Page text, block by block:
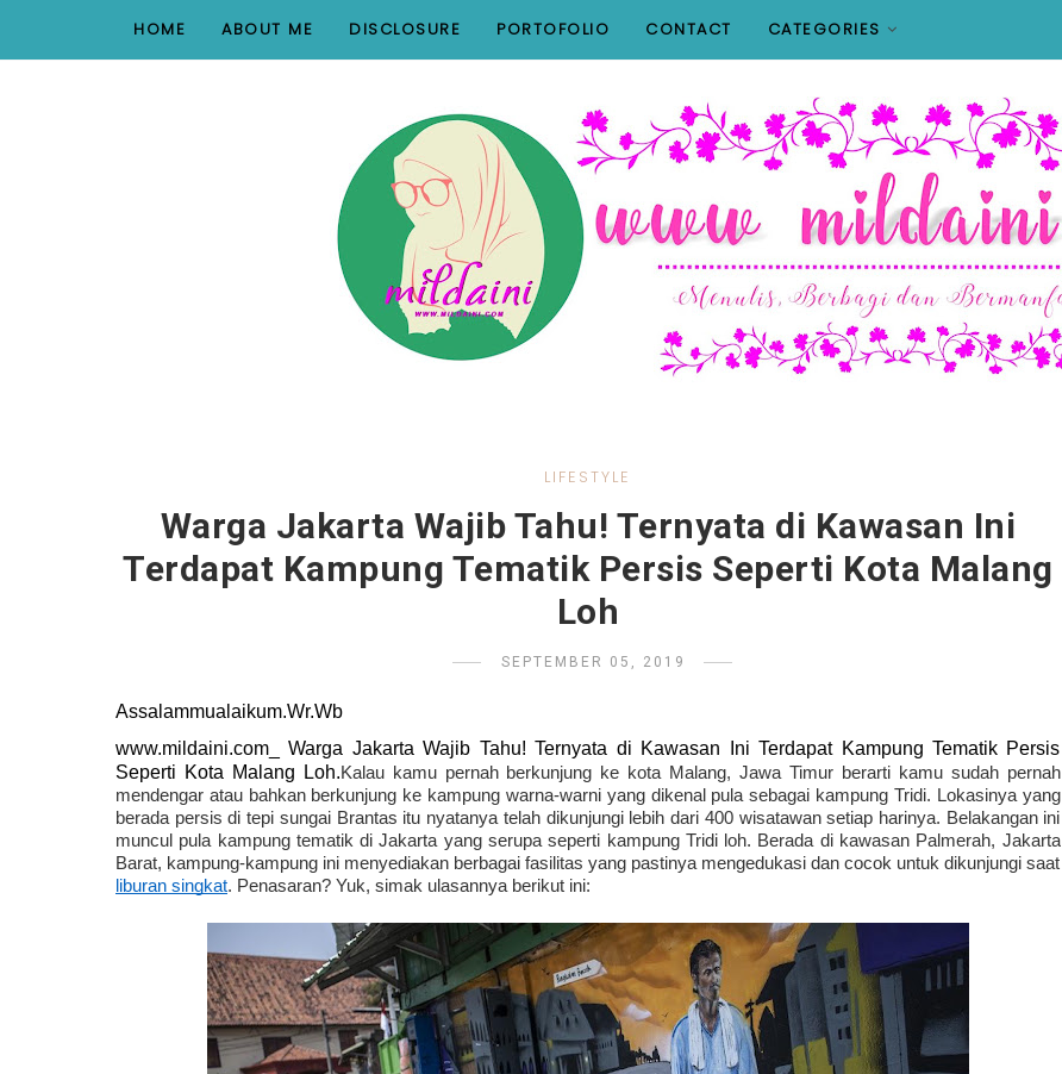
HOME ABOUT ME DISCLOSURE PORTOFOLIO CONTACT CATEGORIES
LIFESTYLE
Warga Jakarta Wajib Tahu! Ternyata di Kawasan Ini
Terdapat Kampung Tematik Persis Seperti Kota Malang
Loh
SEPTEMBER 05, 2019
Assalammualaikum.Wr.Wb
www.mildaini.com_ Warga Jakarta Wajib Tahu! Ternyata di Kawasan Ini Terdapat Kampung Tematik Persis
Seperti Kota Malang Loh.Kalau kamu pernah berkunjung ke kota Malang, Jawa Timur berarti kamu sudah pernah
mendengar atau bahkan berkunjung ke kampung warna-warni yang dikenal pula sebagai kampung Tridi. Lokasinya yang
berada persis di tepi sungai Brantas itu nyatanya telah dikunjungi lebih dari 400 wisatawan setiap harinya. Belakangan ini
muncul pula kampung tematik di Jakarta yang serupa seperti kampung Tridi loh. Berada di kawasan Palmerah, Jakarta
liburan singkat. Penasaran? Yuk, simak ulasannya berikut ini: